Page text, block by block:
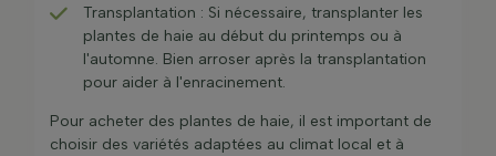
Transplantation : Si nécessaire, transplanter les
plantes de haie au début du printemps ou à
l'automne. Bien arroser après la transplantation
pour aider à l'enracinement.
Pour acheter des plantes de haie, il est important de
choisir des variétés adaptées au climat local et à